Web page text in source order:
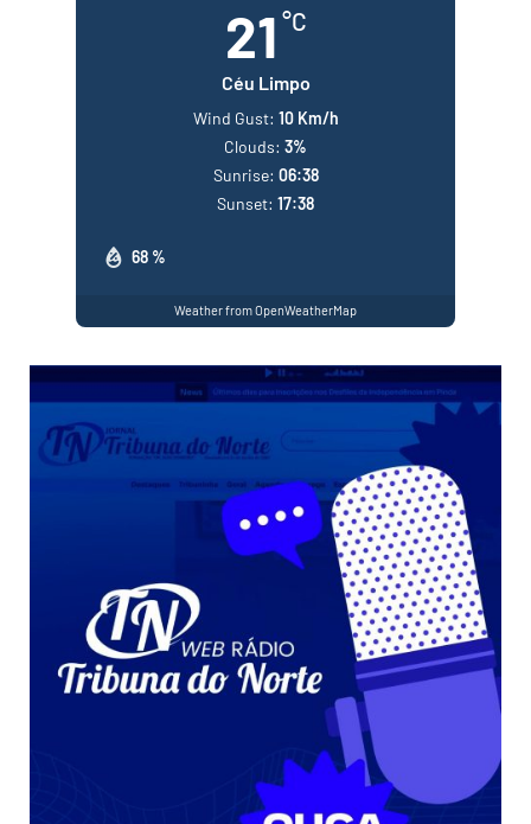
21 °C
Céu Limpo
68 %
Wind Gust: 10 Km/h
Clouds: 3%
Sunrise: 06:38
Sunset: 17:38
Weather from OpenWeatherMap